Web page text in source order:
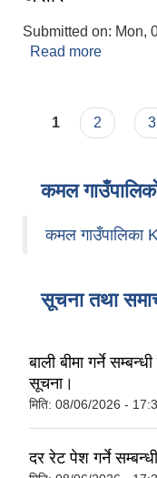
Submitted on: Mon,
Read more
Pages
1 2 3
कमल
कमल
सूचना तथा
बाली बीमा गर्ने
सूचना।
मिति: 08/06/2026 -
दर रेट पेश गर्ने